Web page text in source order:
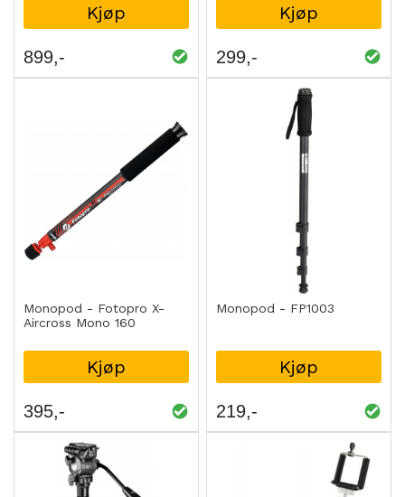
Kjøp
899
Kjøp
299
Monopod - Fotopro X-
Aircross Mono 160
Kjøp
395
Monopod - FP1003
Kjøp
219